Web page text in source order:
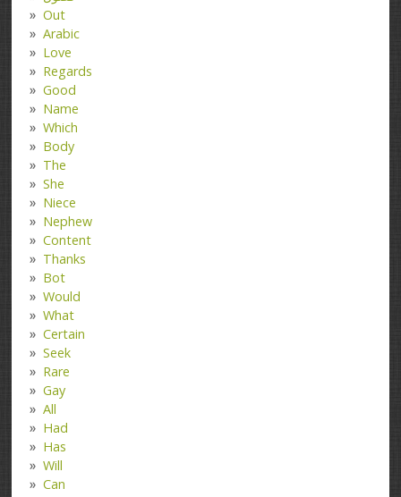
Out
Arabic
Love
Regards
Good
Name
Which
Body
The
She
Niece
Nephew
Content
Thanks
Bot
Would
What
Certain
Seek
Rare
Gay
All
Had
Has
Will
Can